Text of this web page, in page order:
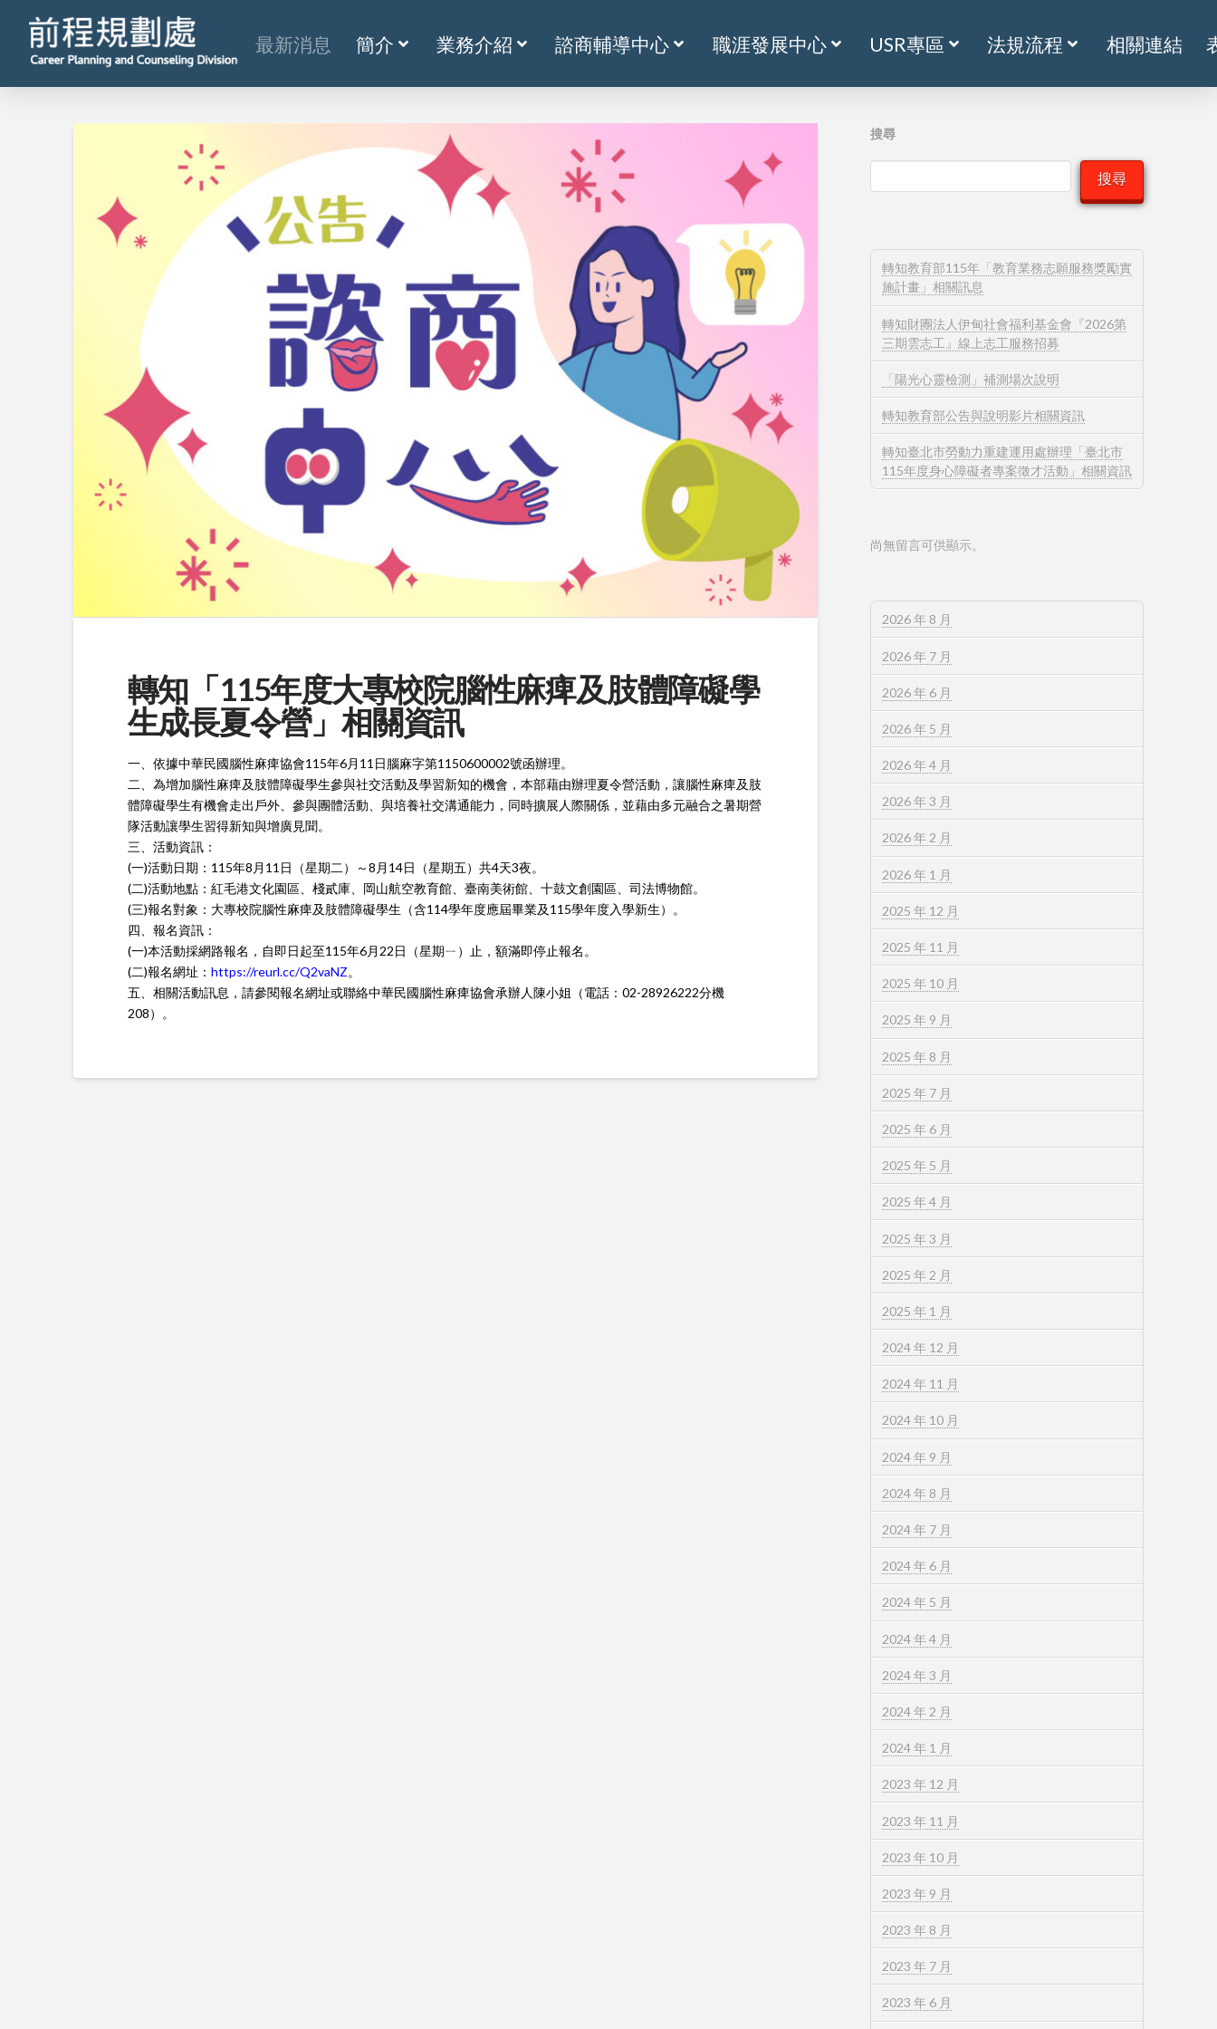
最新消息 簡介 業務介紹 諮商輔導中心 職涯發展中心 USR專區 法規流程 相關連結
轉知「115年度大專校院腦性麻痺及肢體障礙學
生成長夏令營」相關資訊
一、依據中華民國腦性麻痺協會115年6月11日腦麻字第1150600002號函辦理。
二、為增加腦性麻痺及肢體障礙學生參與社交活動及學習新知的機會，本部藉由辦理夏令營活動，讓腦性麻痺及肢
體障礙學生有機會走出戶外、參與團體活動、與培養社交溝通能力，同時擴展人際關係，並藉由多元融合之暑期營
隊活動讓學生習得新知與增廣見聞。
三、活動資訊：
(一)活動日期：115年8月11日（星期二）～8月14日（星期五）共4天3夜。
(二)活動地點：紅毛港文化園區、棧貳庫、岡山航空教育館、臺南美術館、十鼓文創園區、司法博物館。
(三)報名對象：大專校院腦性麻痺及肢體障礙學生（含114學年度應屆畢業及115學年度入學新生）。
四、報名資訊：
(一)本活動採網路報名，自即日起至115年6月22日（星期ㄧ）止，額滿即停止報名。
(二)報名網址： https://reurl.cc/Q2vaNZ。
五、相關活動訊息，請參閱報名網址或聯絡中華民國腦性麻痺協會承辦人陳小姐（電話：02-28926222分機
208）。
搜尋
搜尋
轉知教育部115年「教育業務志願服務獎勵實
施計畫」相關訊息
轉知財團法人伊甸社會福利基金會『2026第
三期雲志工』線上志工服務招募
「陽光心靈檢測」補測場次說明
轉知教育部公告與說明影片相關資訊
轉知臺北市勞動力重建運用處辦理「臺北市
115年度身心障礙者專案徵才活動」相關資訊
尚無留言可供顯示。
2026 年 8 月
2026 年 7 月
2026 年 6 月
2026 年 5 月
2026 年 4 月
2026 年 3 月
2026 年 2 月
2026 年 1 月
2025 年 12 月
2025 年 11 月
2025 年 10 月
2025 年 9 月
2025 年 8 月
2025 年 7 月
2025 年 6 月
2025 年 5 月
2025 年 4 月
2025 年 3 月
2025 年 2 月
2025 年 1 月
2024 年 12 月
2024 年 11 月
2024 年 10 月
2024 年 9 月
2024 年 8 月
2024 年 7 月
2024 年 6 月
2024 年 5 月
2024 年 4 月
2024 年 3 月
2024 年 2 月
2024 年 1 月
2023 年 12 月
2023 年 11 月
2023 年 10 月
2023 年 9 月
2023 年 8 月
2023 年 7 月
2023 年 6 月